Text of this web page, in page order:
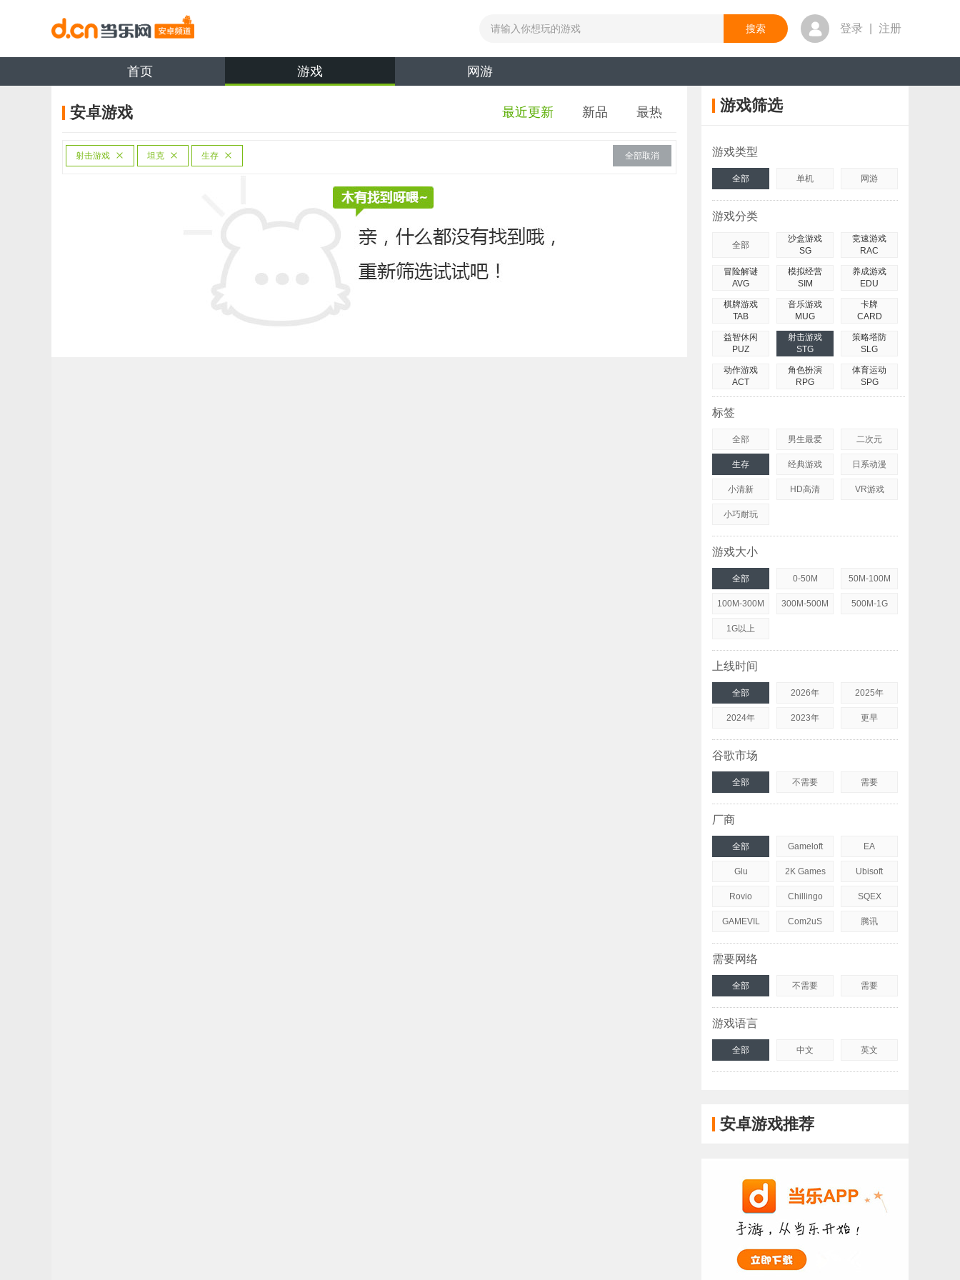
登录 注册
首页 游戏 网游
安卓游戏 最近更新 新品 最热
射击游戏 坦克 生存 全部取消
游戏筛选
游戏类型
全部 单机 网游
游戏分类
全部
沙盒游戏
SG
竞速游戏
RAC
冒险解谜
AVG
模拟经营
SIM
养成游戏
EDU
棋牌游戏
TAB
音乐游戏
MUG
卡牌
CARD
益智休闲
PUZ
射击游戏
STG
策略塔防
SLG
动作游戏
ACT
角色扮演
RPG
体育运动
SPG
标签
全部 男生最爱 二次元
生存 经典游戏 日系动漫
小清新 HD高清 VR游戏
小巧耐玩
游戏大小
全部 0-50M 50M-100M
100M-300M 300M-500M 500M-1G
1G以上
上线时间
全部 2026年 2025年
2024年 2023年 更早
谷歌市场
全部 不需要 需要
厂商
全部 Gameloft EA
Glu 2K Games Ubisoft
Rovio Chillingo SQEX
GAMEVIL Com2uS 腾讯
需要网络
全部 不需要 需要
游戏语言
全部 中文 英文
安卓游戏推荐